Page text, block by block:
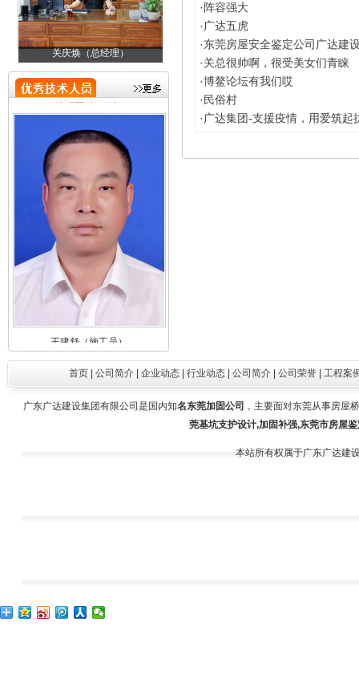
关庆焕（总经理） 邓金成（技术负责人）
陈远盛（助理）
· 阵容强大
· 广达五虎
·东莞房屋安全鉴定公司广达建
·关总很帅啊，很受美女们青睐
·博鳌论坛有我们哎
· 民俗村
· 广达集团-支援疫情，用爱筑起
首页 公司简介 企业动态 行业动态 公司简介 公司荣誉 工程案
广东广达建设集团有限公司是国内知名东莞加固公司 ，主要面对东莞从事房屋
莞基坑支护设计,加固补强,东莞市房屋
本站所有权属于广东广达建